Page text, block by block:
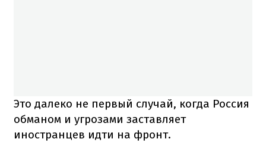
Это далеко не первый случай, когда Россия
обманом и угрозами заставляет
иностранцев идти на фронт.